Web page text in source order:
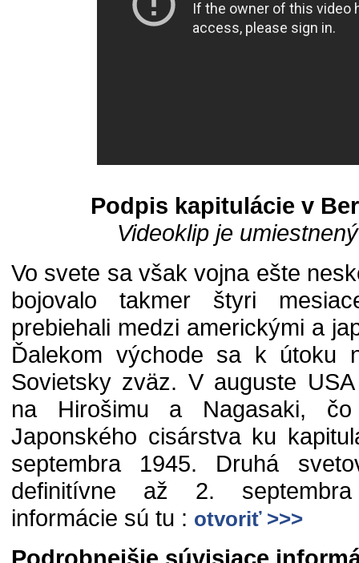
Podpis kapitulácie v
Videoklip je
Vo svete sa však vojna ešte
bojovalo takmer štyri
prebiehali medzi americkými a
Ďalekom východe sa k útoku
Sovietsky zväz. V auguste
na Hirošimu a Nagasaki, čo
Japonského cisárstva ku
septembra 1945. Druhá
definitívne až 2.
informácie sú tu : otvoriť >>>